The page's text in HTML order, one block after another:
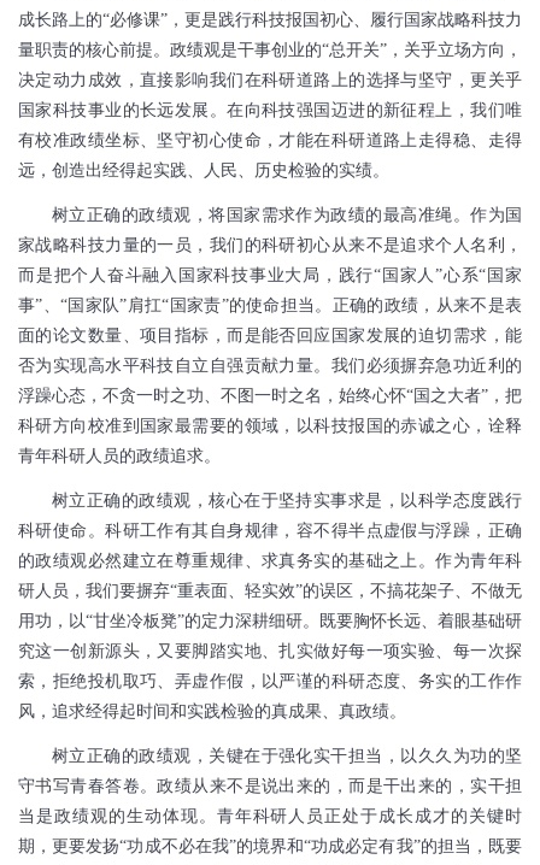
成长路上的“必修课”，更是践行科技报国初心、履行国家战略科技力
量职责的核心前提。政绩观是干事创业的“总开关”，关乎立场方向，
决定动力成效，直接影响我们在科研道路上的选择与坚守，更关乎
国家科技事业的长远发展。在向科技强国迈进的新征程上，我们唯
有校准政绩坐标、坚守初心使命，才能在科研道路上走得稳、走得
远，创造出经得起实践、人民、历史检验的实绩。
树立正确的政绩观，将国家需求作为政绩的最高准绳。作为国
家战略科技力量的一员，我们的科研初心从来不是追求个人名利，
而是把个人奋斗融入国家科技事业大局，践行“国家人”心系“国家
事”、“国家队”肩扛“国家责”的使命担当。正确的政绩，从来不是表
面的论文数量、项目指标，而是能否回应国家发展的迫切需求，能
否为实现高水平科技自立自强贡献力量。我们必须摒弃急功近利的
浮躁心态，不贪一时之功、不图一时之名，始终心怀“国之大者”，把
科研方向校准到国家最需要的领域，以科技报国的赤诚之心，诠释
青年科研人员的政绩追求。
树立正确的政绩观，核心在于坚持实事求是，以科学态度践行
科研使命。科研工作有其自身规律，容不得半点虚假与浮躁，正确
的政绩观必然建立在尊重规律、求真务实的基础之上。作为青年科
研人员，我们要摒弃“重表面、轻实效”的误区，不搞花架子、不做无
用功，以“甘坐冷板凳”的定力深耕细研。既要胸怀长远、着眼基础研
究这一创新源头，又要脚踏实地、扎实做好每一项实验、每一次探
索，拒绝投机取巧、弄虚作假，以严谨的科研态度、务实的工作作
风，追求经得起时间和实践检验的真成果、真政绩。
树立正确的政绩观，关键在于强化实干担当，以久久为功的坚
守书写青春答卷。政绩从来不是说出来的，而是干出来的，实干担
当是政绩观的生动体现。青年科研人员正处于成长成才的关键时
期，更要发扬“功成不必在我”的境界和“功成必定有我”的担当，既要